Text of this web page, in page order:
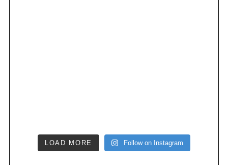
LOAD MORE Follow on Instagram